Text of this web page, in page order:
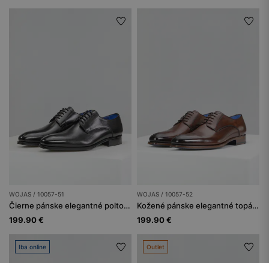
WOJAS / 10057-51
Čierne pánske elegantné poltopánky PREMIUM
199.90 €
WOJAS / 10057-52
Kožené pánske elegantné topánky tmavohnedé
199.90 €
Iba online Outlet